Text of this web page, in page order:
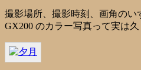
撮影場所、撮影時刻、画角のい
GX200 のカラー写真って実は久